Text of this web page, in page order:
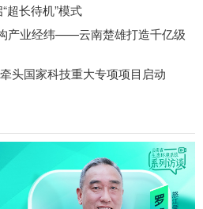
超长待机”模式
产业经纬——云南楚雄打造千亿级
头国家科技重大专项项目启动